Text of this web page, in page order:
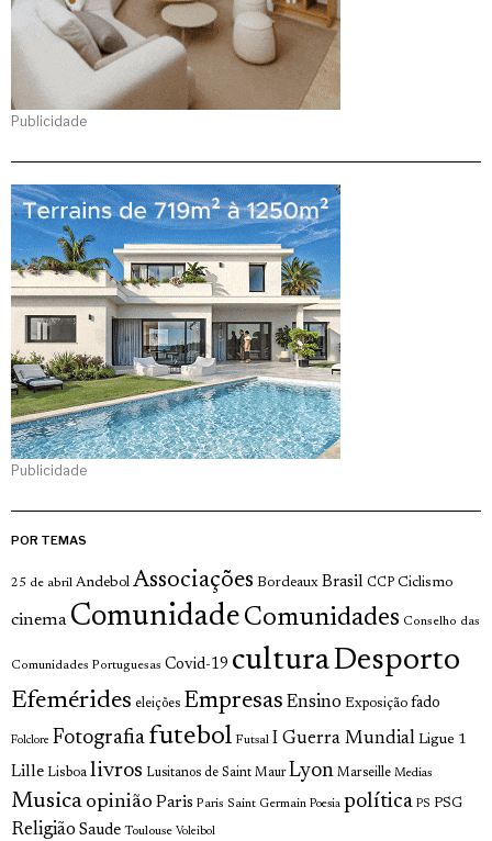
Publicidade
Publicidade
POR TEMAS
25 de abril Andebol Associações Bordeaux Brasil CCP Ciclismo
cinema Comunidade Comunidades Conselho das
Comunidades Portuguesas Covid-19 culturaDesporto
Efemérides eleições Empresas Ensino Exposição fado
Folclore Fotografia futebol Futsal I Guerra Mundial Ligue 1
Lille Lisboa livros Lusitanos de Saint Maur Lyon Marseille Medias
Musica opinião Paris Paris Saint Germain Poesia política PS PSG
Religião Saude Toulouse Voleibol